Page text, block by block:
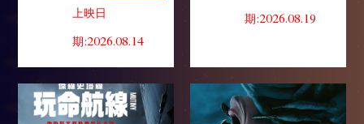
上映日
期:2026.08.14
期:2026.08.19